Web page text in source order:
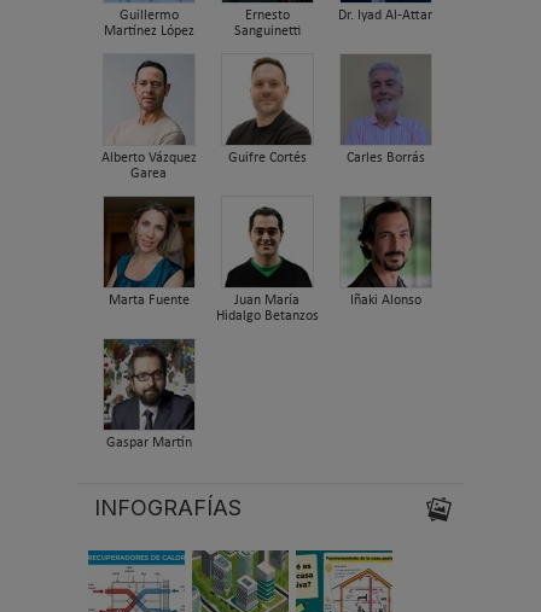
Guillermo
Martínez López
Ernesto
Sanguinetti
Dr. Iyad Al-Attar
Alberto Vázquez
Garea
Guifre Cortés Carles Borrás
Marta Fuente
Juan María
Hidalgo Betanzos
Iñaki Alonso
Gaspar Martín
INFOGRAFÍAS